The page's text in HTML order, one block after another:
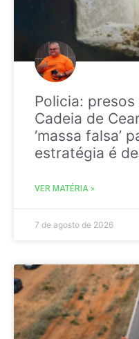
Policia:
Cadeia de
‘massa falsa’
estratégia é
VER MATÉRIA »
7 de agosto de 2026